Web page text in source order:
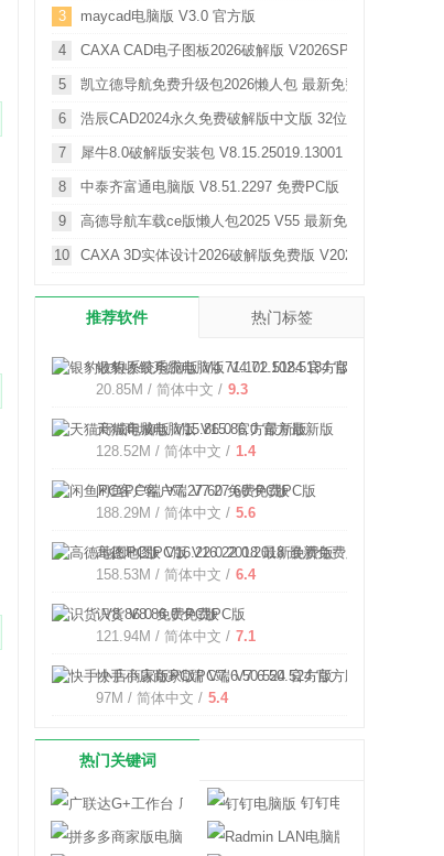
3 maycad电脑版 V3.0 官方版
4 CAXA CAD电子图板2026破解版 V2026SP0 免费完整版
5 凯立德导航免费升级包2026懒人包 最新免费版
6 浩辰CAD2024永久免费破解版中文版 32位/64位 永久激
7 犀牛8.0破解版安装包 V8.15.25019.13001 中文免费版
8 中泰齐富通电脑版 V8.51.2297 免费PC版
9 高德导航车载ce版懒人包2025 V55 最新免费版
10 CAXA 3D实体设计2026破解版免费版 V20206SP0 中文
推荐软件 热门标签
银豹收银系统电脑版 V4.71.102.5184 官方版
20.85M / 简体中文 / 9.3
天猫商城电脑版 V15.86.0 官方最新版
128.52M / 简体中文 / 1.4
闲鱼PC客户端 V7.27.60 免费PC版
188.29M / 简体中文 / 5.6
高德地图PC版 V16.22.0.2018 最新免费版
158.53M / 简体中文 / 6.4
识货 V8.86.0 免费PC版
121.94M / 简体中文 / 7.1
快手小店商家版PC端 V7.6.50.524 官方版
97M / 简体中文 / 5.4
热门关键词
广联达G+工作台
钉钉电脑版
拼多多商家版电脑版